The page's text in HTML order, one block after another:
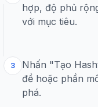
hợp, độ phủ
với mục tiêu.
3
Nhấn "Tạo
đề hoặc phần
phá.